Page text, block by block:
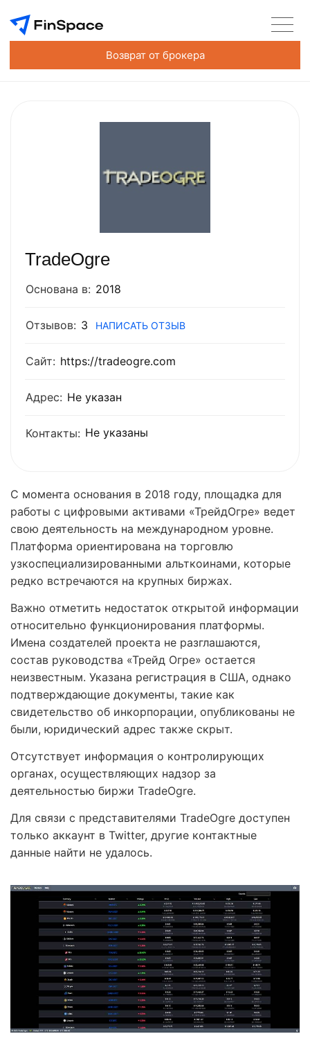
Возврат от брокера
TradeOgre
Основана в: 2018
Отзывов: 3 НАПИСАТЬ ОТЗЫВ
Сайт: https://tradeogre.com
Адрес: Не указан
Контакты: Не указаны
С момента основания в 2018 году, площадка для
работы с цифровыми активами «ТрейдОгре» ведет
свою деятельность на международном уровне.
Платформа ориентирована на торговлю
узкоспециализированными альткоинами, которые
редко встречаются на крупных биржах.
Важно отметить недостаток открытой информации
относительно функционирования платформы.
Имена создателей проекта не разглашаются,
состав руководства «Трейд Огре» остается
неизвестным. Указана регистрация в США, однако
подтверждающие документы, такие как
свидетельство об инкорпорации, опубликованы не
были, юридический адрес также скрыт.
Отсутствует информация о контролирующих
органах, осуществляющих надзор за
деятельностью биржи TradeOgre.
Для связи с представителями TradeOgre доступен
только аккаунт в Twitter, другие контактные
данные найти не удалось.